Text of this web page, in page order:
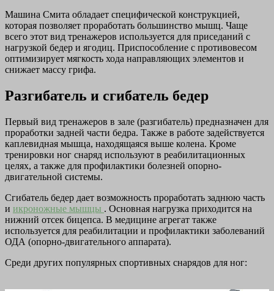
Машина Смита обладает специфической конструкцией,
которая позволяет проработать большинство мышц. Чаще
всего этот вид тренажеров используется для приседаний с
нагрузкой бедер и ягодиц. Приспособление с противовесом
оптимизирует мягкость хода направляющих элементов и
снижает массу грифа.
Разгибатель и сгибатель бедер
Первый вид тренажеров в зале (разгибатель) предназначен для
проработки задней части бедра. Также в работе задействуется
каплевидная мышца, находящаяся выше колена. Кроме
тренировки ног снаряд используют в реабилитационных
целях, а также для профилактики болезней опорно-
двигательной системы.
Сгибатель бедер дает возможность проработать заднюю часть
и икроножные мышцы . Основная нагрузка приходится на
нижний отсек бицепса. В медицине агрегат также
используется для реабилитации и профилактики заболеваний
ОДА (опорно-двигательного аппарата).
Среди других популярных спортивных снарядов для ног: